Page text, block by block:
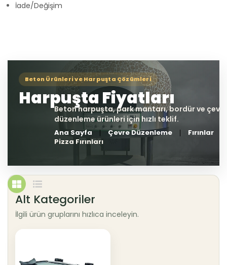
İade/Değişim
Ana Sayfa Çevre Düzenleme
Fırınlar
Pizza Fırınları
Alt Kategoriler
İlgili ürün gruplarını hızlıca inceleyin.